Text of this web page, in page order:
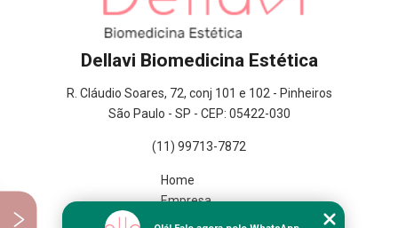
Dellavi Biomedicina Estética
R. Cláudio Soares, 72, conj 101 e 102 - Pinheiros
São Paulo - SP - CEP: 05422-030
(11) 99713-7872
Home
Empresa